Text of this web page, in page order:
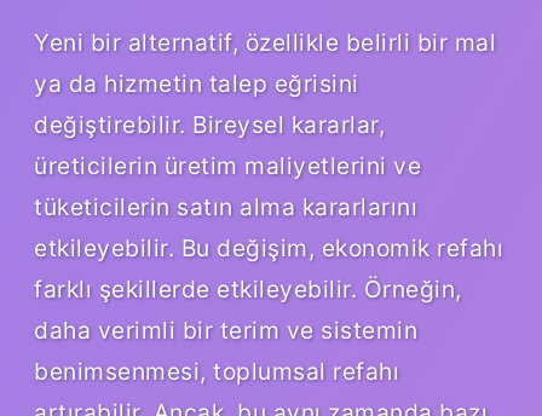
Yeni bir alternatif, özellikle belirli bir mal
ya da hizmetin talep eğrisini
değiştirebilir. Bireysel kararlar,
üreticilerin üretim maliyetlerini ve
tüketicilerin satın alma kararlarını
etkileyebilir. Bu değişim, ekonomik refahı
farklı şekillerde etkileyebilir. Örneğin,
daha verimli bir terim ve sistemin
benimsenmesi, toplumsal refahı